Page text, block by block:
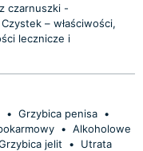
czarnuszki -
Czystek – właściwości,
lecznicze i
• Grzybica penisa •
• Alkoholowe
jelit •
Utrata